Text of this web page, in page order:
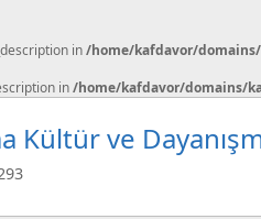
in/home/kafdavor/
in/home/kafdavor/domains/
Kültür ve